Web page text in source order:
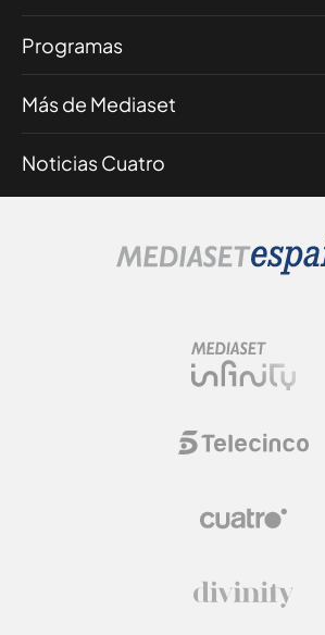
Programas
Más de Mediaset
Noticias Cuatro